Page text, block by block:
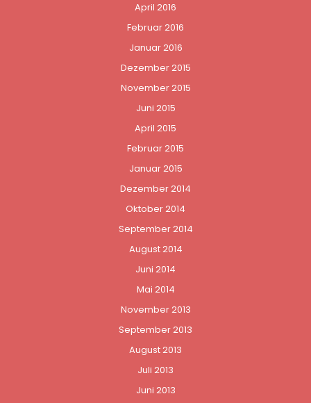
April 2016
Februar 2016
Januar 2016
Dezember 2015
November 2015
Juni 2015
April 2015
Februar 2015
Januar 2015
Dezember 2014
Oktober 2014
September 2014
August 2014
Juni 2014
Mai 2014
November 2013
September 2013
August 2013
Juli 2013
Juni 2013